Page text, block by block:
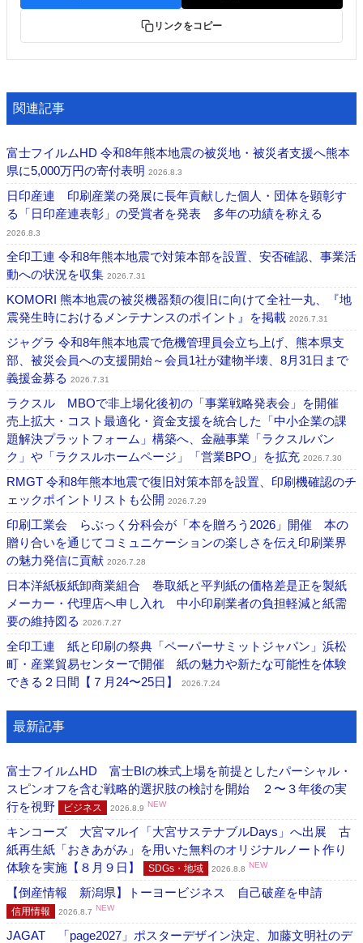
リンクをコピー
関連記事
富士フイルムHD 令和8年熊本地震の被災地・被災者支援へ熊本
県に5,000万円の寄付表明 2026.8.3
日印産連 印刷産業の発展に長年貢献した個人・団体を顕彰す
る「日印産連表彰」の受賞者を発表 多年の功績を称える
2026.8.3
全印工連 令和8年熊本地震で対策本部を設置、安否確認、事業活
動への状況を収集 2026.7.31
KOMORI 熊本地震の被災機器類の復旧に向けて全社一丸、『地
震発生時におけるメンテナンスのポイント』を掲載 2026.7.31
ジャグラ 令和8年熊本地震で危機管理員会立ち上げ、熊本県支
部、被災会員への支援開始～会員1社が建物半壊、8月31日まで
義援金募る 2026.7.31
ラクスル MBOで非上場化後初の「事業戦略発表会」を開催
売上拡大・コスト最適化・資金支援を統合した「中小企業の課
題解決プラットフォーム」構築へ、金融事業「ラクスルバン
ク」や「ラクスルホームページ」「営業BPO」を拡充 2026.7.30
RMGT 令和8年熊本地震で復旧対策本部を設置、印刷機確認のチ
ェックポイントリストも公開 2026.7.29
印刷工業会 らぶっく分科会が「本を贈ろう2026」開催 本の
贈り合いを通じてコミュニケーションの楽しさを伝え印刷業界
の魅力発信に貢献 2026.7.28
日本洋紙板紙卸商業組合 巻取紙と平判紙の価格差是正を製紙
メーカー・代理店へ申し入れ 中小印刷業者の負担軽減と紙需
要の維持図る 2026.7.27
全印工連 紙と印刷の祭典「ペーパーサミットジャパン」浜松
町・産業貿易センターで開催 紙の魅力や新たな可能性を体験
できる２日間【７月24〜25日】
2026.7.24
最新記事
富士フイルムHD 富士BIの株式上場を前提としたパーシャル・
スピンオフを含む戦略的選択肢の検討を開始 ２〜３年後の実
行を視野
ビジネス 2026.8.9 NEW
キンコーズ 大宮マルイ「大宮サステナブルDays」へ出展 古
紙再生紙「おきあがみ」を用いた無料のオリジナルノート作り
体験を実施【８月９日】
SDGs・地域 2026.8.8 NEW
【倒産情報 新潟県】トーヨービジネス 自己破産を申請
信用情報 2026.8.7 NEW
JAGAT 「page2027」ポスターデザイン決定、加藤文明社のデ